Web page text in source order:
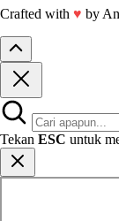
Crafted with ♥ by
Tekan ESC untuk